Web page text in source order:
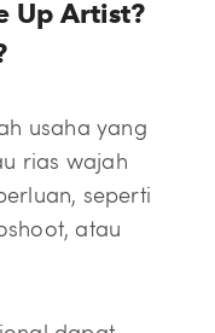
Up Artist?
usaha yang
rias wajah
seperti
atau